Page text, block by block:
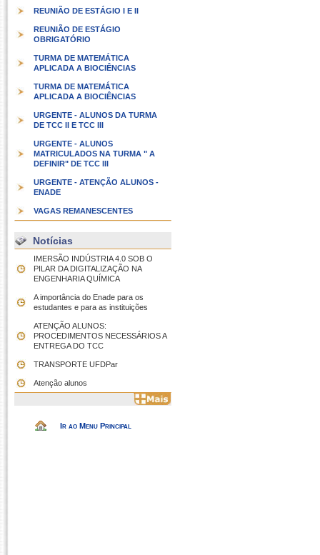
REUNIÃO DE ESTÁGIO I E II
REUNIÃO DE ESTÁGIO
OBRIGATÓRIO
TURMA DE MATEMÁTICA
APLICADA A BIOCIÊNCIAS
TURMA DE MATEMÁTICA
APLICADA A BIOCIÊNCIAS
URGENTE - ALUNOS DA TURMA
DE TCC II E TCC III
URGENTE - ALUNOS
MATRICULADOS NA TURMA " A
DEFINIR" DE TCC III
URGENTE - ATENÇÃO ALUNOS -
ENADE
VAGAS REMANESCENTES
Notícias
IMERSÃO INDÚSTRIA 4.0 SOB O
PILAR DA DIGITALIZAÇÃO NA
ENGENHARIA QUÍMICA
A importância do Enade para os
estudantes e para as instituições
ATENÇÃO ALUNOS:
PROCEDIMENTOS NECESSÁRIOS A
ENTREGA DO TCC
TRANSPORTE UFDPar
Atenção alunos
Ir ao Menu Principal